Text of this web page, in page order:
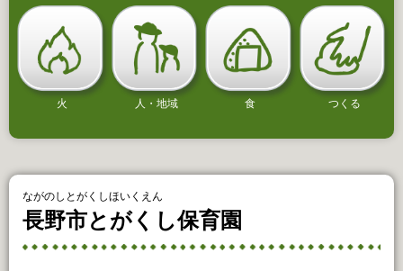
火 人・地域 食 つくる
ながのしとがくしほいくえん
長野市とがくし保育園